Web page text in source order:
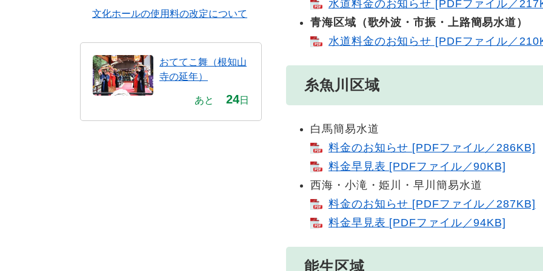
水道料金のお知らせ [PDFファイル／
青海区域（歌外波・市振・上路簡易水道）
水道料金のお知らせ [PDFファイル／
糸魚川区域
白馬簡易水道
料金のお知らせ [PDFファイル／286KB]
料金早見表 [PDFファイル／90KB]
西海・小滝・姫川・早川簡易水道
料金のお知らせ [PDFファイル／287KB]
料金早見表 [PDFファイル／94KB]
能生区域
文化ホールの使用料の改定について
おててこ舞（根知山
寺の延年）
あと 24日